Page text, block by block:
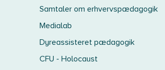
Samtaler om erhvervspædagogik
Medialab
Dyreassisteret pædagogik
CFU - Holocaust